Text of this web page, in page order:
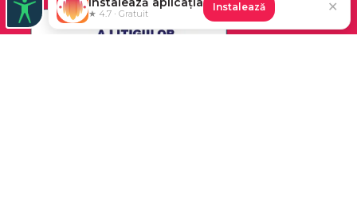
★ 4.7 · Gratuit
Instalează ✕